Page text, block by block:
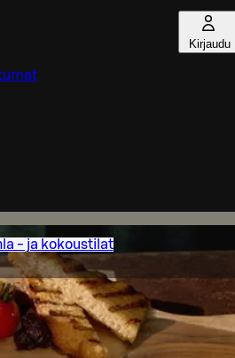
Kirjaudu
- ja kokoustilat